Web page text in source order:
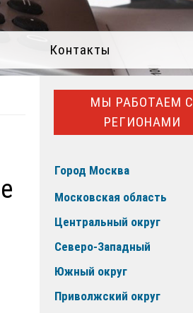
Контакты
МЫ РАБОТАЕМ С
РЕГИОНАМИ
Город Москва
Московская область
Центральный округ
Северо-Западный
Южный округ
Приволжский округ